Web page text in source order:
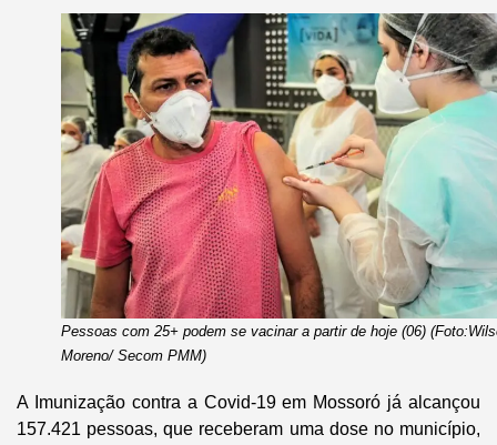
Pessoas com 25+ podem se vacinar a partir de hoje (06)
Moreno/ Secom PMM)
A Imunização contra a Covid-19 em Mossoró já alcançou
157.421 pessoas, que receberam uma dose no município,